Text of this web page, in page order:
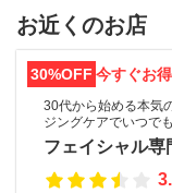
お近くのお店
30%OFF 今すぐお
30代から始める本気
ジングケアでいつで
フェイシャル専